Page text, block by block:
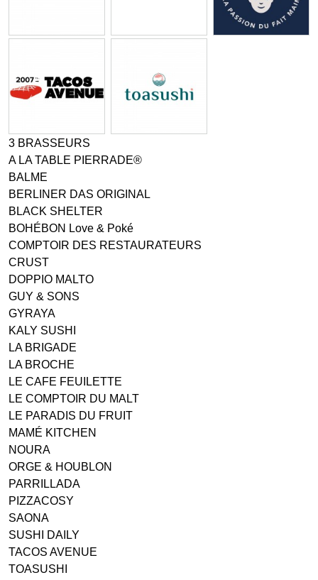
3 BRASSEURS
A LA TABLE PIERRADE®
BALME
BERLINER DAS ORIGINAL
BLACK SHELTER
BOHÉBON Love & Poké
COMPTOIR DES RESTAURATEURS
CRUST
DOPPIO MALTO
GUY & SONS
GYRAYA
KALY SUSHI
LA BRIGADE
LA BROCHE
LE CAFE FEUILETTE
LE COMPTOIR DU MALT
LE PARADIS DU FRUIT
MAMÉ KITCHEN
NOURA
ORGE & HOUBLON
PARRILLADA
PIZZACOSY
SAONA
SUSHI DAILY
TACOS AVENUE
TOASUSHI